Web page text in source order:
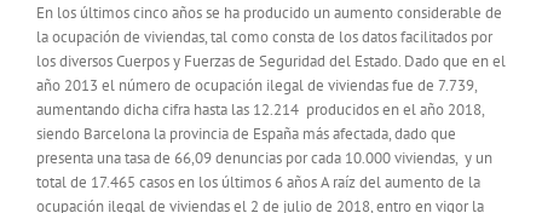
En los últimos cinco años se ha producido un aumento considerable de
la ocupación de viviendas, tal como consta de los datos facilitados por
los diversos Cuerpos y Fuerzas de Seguridad del Estado. Dado que en el
año 2013 el número de ocupación ilegal de viviendas fue de 7.739,
aumentando dicha cifra hasta las 12.214 producidos en el año 2018,
siendo Barcelona la provincia de España más afectada, dado que
presenta una tasa de 66,09 denuncias por cada 10.000 viviendas, y un
total de 17.465 casos en los últimos 6 años A raíz del aumento de la
ocupación ilegal de viviendas el 2 de julio de 2018, entro en vigor la